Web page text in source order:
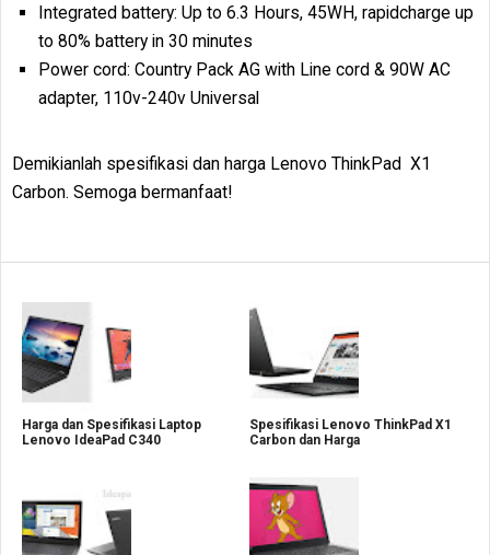
Integrated battery: Up to 6.3 Hours, 45WH, rapidcharge up
to 80% battery in 30 minutes
Power cord: Country Pack AG with Line cord & 90W AC
adapter, 110v-240v Universal
Demikianlah spesifikasi dan harga Lenovo ThinkPad X1
Carbon. Semoga bermanfaat!
Harga dan Spesifikasi Laptop
Lenovo IdeaPad C340
Spesifikasi Lenovo ThinkPad X1
Carbon dan Harga